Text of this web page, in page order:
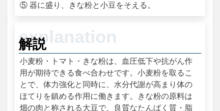
⑤ 器に盛り、きな粉と小豆をそえる。
解説
小麦粉・トマト・きな粉は、血圧低下や抗がん作
用が期待できる食べ合わせです。小麦粉を取るこ
とで、体力強化と同時に、水分代謝が高まり体の
ほてりを鎮める作用に働きます。きな粉の原料は
畑の肉と称される大豆で、良質なたんぱく質・脂